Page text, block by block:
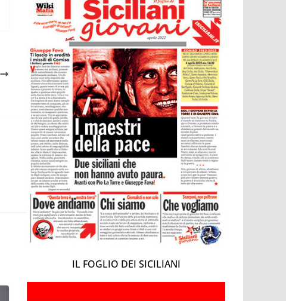
IL FOGLIO DEI SICILIANI